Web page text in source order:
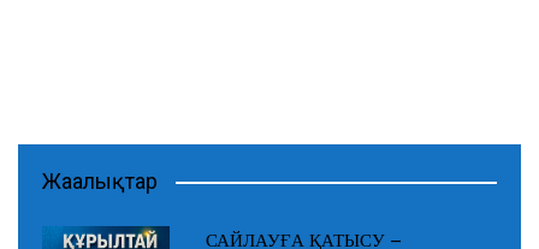
Жаңалықтар
САЙЛАУҒА ҚАТЫСУ –